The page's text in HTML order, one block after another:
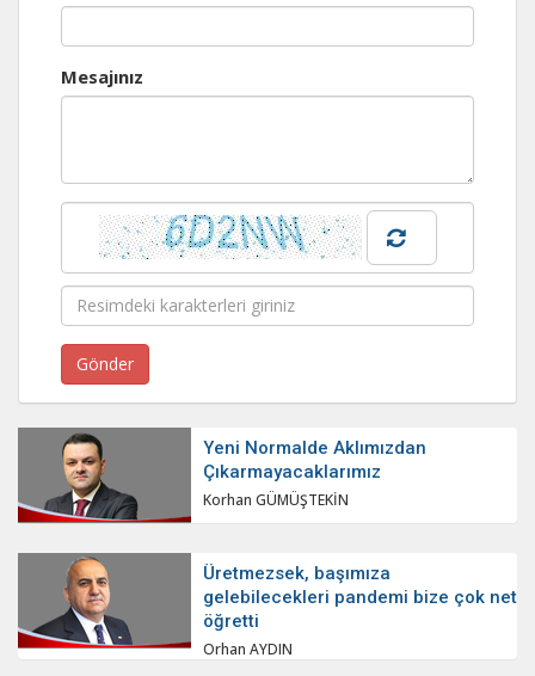
Mesajınız
Yeni Normalde Aklımızdan
Çıkarmayacaklarımız
Korhan GÜMÜŞTEKİN
Üretmezsek, başımıza
gelebilecekleri pandemi bize çok net
öğretti
Orhan AYDIN